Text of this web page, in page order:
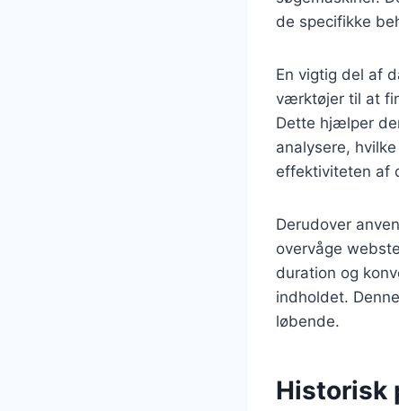
de specifikke
En vigtig del af
værktøjer til at
Dette hjælper
analysere,
effektiviteten af
Derudover
overvåge
duration og
indholdet.
løbende.
Historisk